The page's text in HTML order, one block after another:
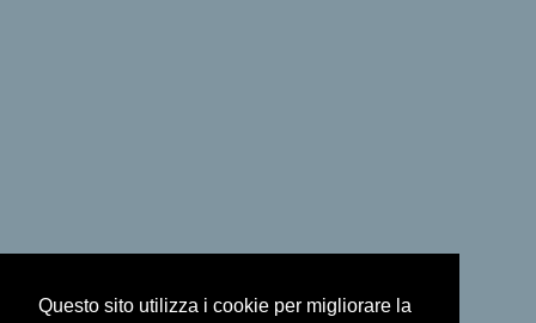
Questo sito utilizza i cookie per migliorare la